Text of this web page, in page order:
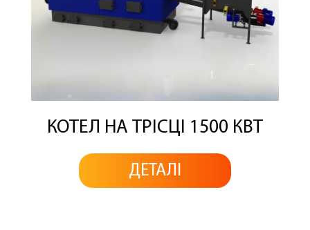
КОТЕЛ НА ТРІСЦІ 1500 КВТ
ДЕТАЛІ